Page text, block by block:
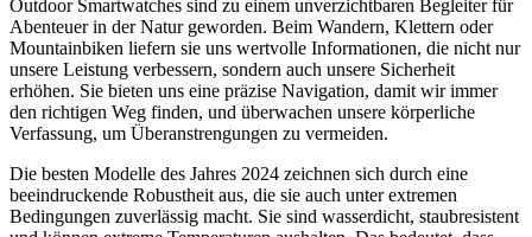
Outdoor Smartwatches sind zu einem unverzichtbaren Begleiter für
Abenteuer in der Natur geworden. Beim Wandern, Klettern oder
Mountainbiken liefern sie uns wertvolle Informationen, die nicht nur
unsere Leistung verbessern, sondern auch unsere Sicherheit
erhöhen. Sie bieten uns eine präzise Navigation, damit wir immer
den richtigen Weg finden, und überwachen unsere körperliche
Verfassung, um Überanstrengungen zu vermeiden.
Die besten Modelle des Jahres 2024 zeichnen sich durch eine
beeindruckende Robustheit aus, die sie auch unter extremen
Bedingungen zuverlässig macht. Sie sind wasserdicht, staubresistent